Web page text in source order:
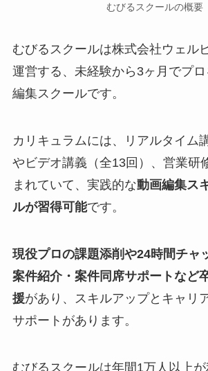
むびるスクールの概要
むびるスクールは株式会社ウェル
運営する、未経験から3ヶ月でプ
編集スクールです。
カリキュラムには、リアルタイム
やビデオ講義（全13回）、営業研
まれていて、実践的な動画編集ス
ルが習得可能です。
現役プロの課題添削や24時間チャ
案件紹介・案件同席サポートなど
援があり、スキルアップとキャリ
サポートがあります。
むびるスクールは年間1万人以上